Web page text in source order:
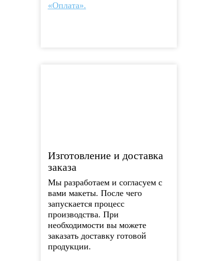
«Оплата».
Изготовление и доставка
заказа
Мы разработаем и согласуем с
вами макеты. После чего
запускается процесс
производства. При
необходимости вы можете
заказать доставку готовой
продукции.